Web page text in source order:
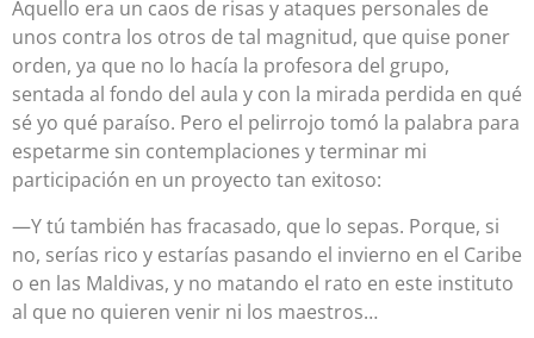
Aquello era un caos de risas y ataques personales de
unos contra los otros de tal magnitud, que quise poner
orden, ya que no lo hacía la profesora del grupo,
sentada al fondo del aula y con la mirada perdida en qué
sé yo qué paraíso. Pero el pelirrojo tomó la palabra para
espetarme sin contemplaciones y terminar mi
participación en un proyecto tan exitoso:
—Y tú también has fracasado, que lo sepas. Porque, si
no, serías rico y estarías pasando el invierno en el Caribe
o en las Maldivas, y no matando el rato en este instituto
al que no quieren venir ni los maestros…